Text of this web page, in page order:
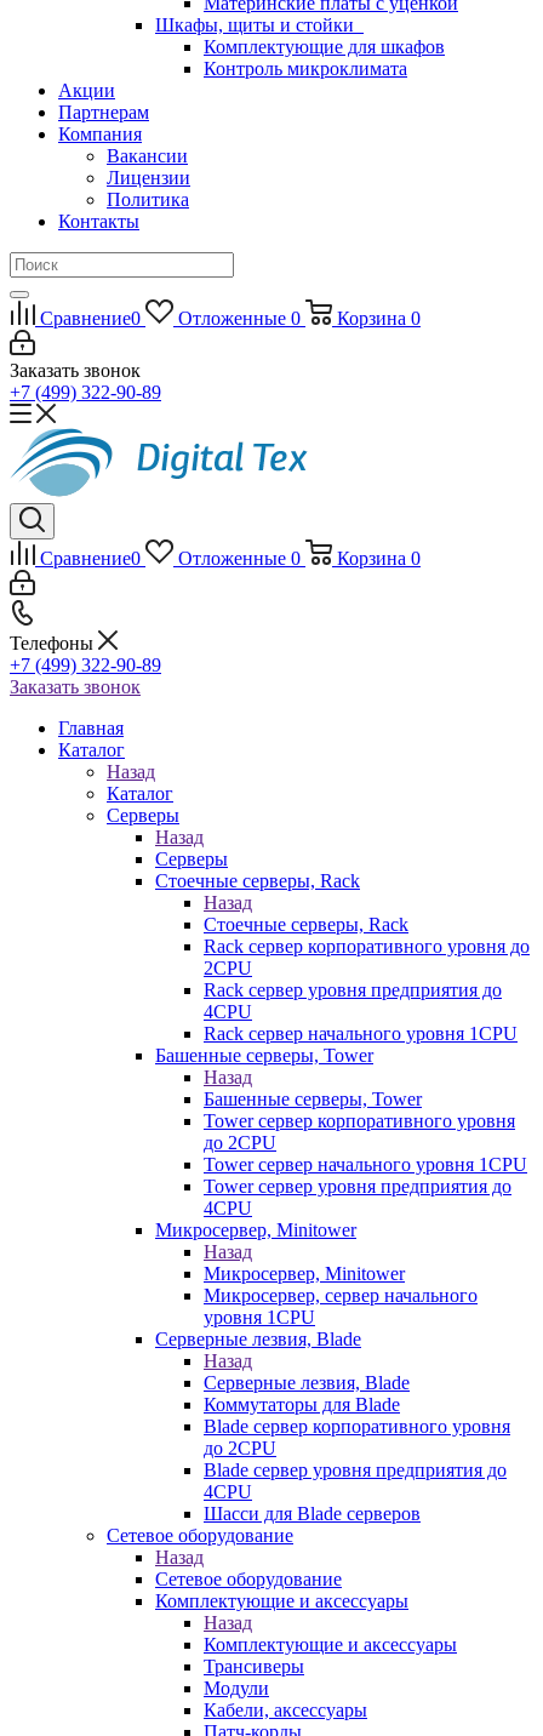
Шкафы, щиты и стойки
Комплектующие для шкафов
Контроль микроклимата
Акции
Партнерам
Компания
Вакансии
Лицензии
Политика
Контакты
Сравнение0 Отложенные 0 Корзина 0
Заказать звонок
+7 (499) 322-90-89
Сравнение0 Отложенные 0 Корзина 0
Телефоны
+7 (499) 322-90-89
Заказать звонок
Главная
Каталог
Назад
Каталог
Серверы
Назад
Серверы
Стоечные серверы, Rack
Назад
Стоечные серверы, Rack
Rack сервер корпоративного уровня до
2CPU
Rack сервер уровня предприятия до
4CPU
Rack сервер начального уровня 1CPU
Башенные серверы, Tower
Назад
Башенные серверы, Tower
Tower сервер корпоративного уровня
до 2CPU
Tower сервер начального уровня 1CPU
Tower сервер уровня предприятия до
4CPU
Микросервер, Minitower
Назад
Микросервер, Minitower
Микросервер, сервер начального
уровня 1CPU
Серверные лезвия, Blade
Назад
Серверные лезвия, Blade
Коммутаторы для Blade
Blade сервер корпоративного уровня
до 2CPU
Blade сервер уровня предприятия до
4CPU
Шасси для Blade серверов
Сетевое оборудование
Назад
Сетевое оборудование
Комплектующие и аксессуары
Назад
Комплектующие и аксессуары
Трансиверы
Модули
Кабели, аксессуары
Патч-корды